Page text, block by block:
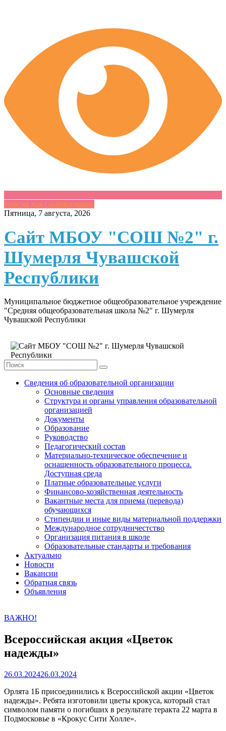
Версия для слабовидящих
Skip
content
Пятница, 7 августа, 2026
Сайт МБОУ "СОШ №2" г.
Шумерля Чувашской
Республики
Муниципальное бюджетное общеобразовательное учреждение
"Средняя общеобразовательная школа №2" г. Шумерля
Чувашской Республики
Сведения об образовательной организации
Основные сведения
Структура и органы управления образовательной
организацией
Документы
Образование
Руководство
Педагогический состав
Материально-техническое обеспечение и
оснащенность образовательного процесса.
Доступная среда
Платные образовательные услуги
Финансово-хозяйственная деятельность
Вакантные места для приема (перевода)
обучающихся
Стипендии и иные виды материальной поддержки
Международное сотрудничестство
Организация питания в школе
Образовательные стандарты и требования
Актуально
Новости
Вакансии
Обратная связь
Объявления
ВАЖНО!
Всероссийская акция «Цветок
надежды»
26.03.202426.03.2024
Орлята 1Б присоединились к Всероссийской акции «Цветок
надежды». Ребята изготовили цветы крокуса, который стал
символом памяти о погибших в результате теракта 22 марта в
Подмосковье в «Крокус Сити Холле».